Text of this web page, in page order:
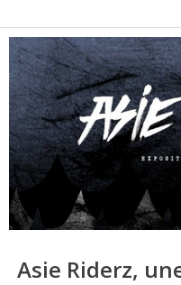
Asie Riderz,
Post
navigation